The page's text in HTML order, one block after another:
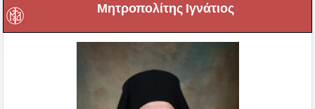
Μητροπολίτης Ιγνάτιος